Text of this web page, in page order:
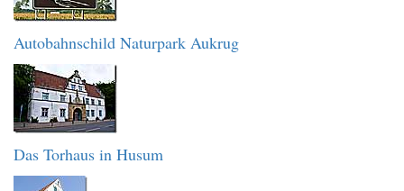
Autobahnschild Naturpark Aukrug
Das Torhaus in Husum